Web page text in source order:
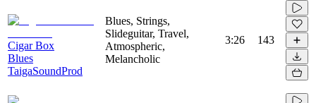
Cigar Box
Blues
TaigaSoundProd
Blues, Strings,
Slideguitar, Travel,
Atmospheric,
Melancholic
3:26 143